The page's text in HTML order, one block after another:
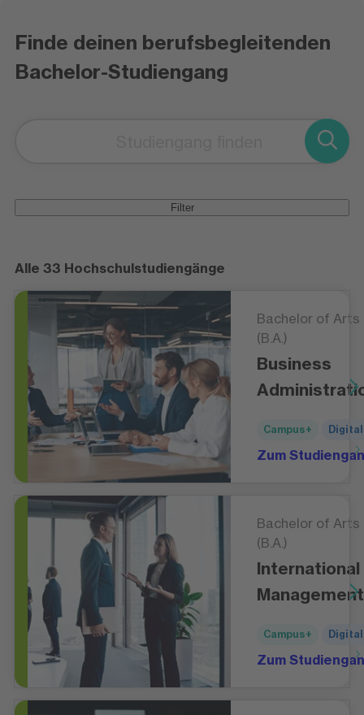
Finde deinen berufsbegleitenden
Bachelor-Studiengang
Filter
Alle 33 Hochschulstudiengänge
Bachelor of Arts
(B.A.)
Business
Campus+
Zum
Bachelor of Arts
(B.A.)
International
Management
Campus+
Zum